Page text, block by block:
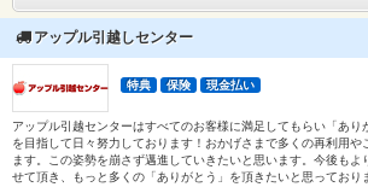
アップル引越しセンター
特典 保険 現金払い
アップル引越センターはすべてのお客様に満足してもらい「あり
を目指して日々努力しております！おかげさまで多くの再利用や
ます。この姿勢を崩さず邁進していきたいと思います。今後もよ
せて頂き、もっと多くの「ありがとう」を頂きたいと思っており